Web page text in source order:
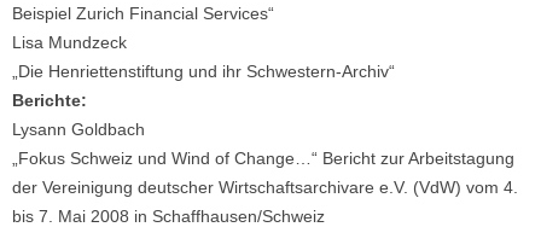
Beispiel Zurich Financial Services“
Lisa Mundzeck
„Die Henriettenstiftung und ihr Schwestern-Archiv“
Berichte:
Lysann Goldbach
„Fokus Schweiz und Wind of Change…“ Bericht zur Arbeitstagung
der Vereinigung deutscher Wirtschaftsarchivare e.V. (VdW) vom 4.
bis 7. Mai 2008 in Schaffhausen/Schweiz